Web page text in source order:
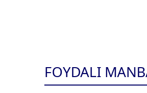
FOYDALI